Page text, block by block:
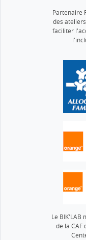
Partenaire
des
faciliter
Le BIK'LAB
de la CAF